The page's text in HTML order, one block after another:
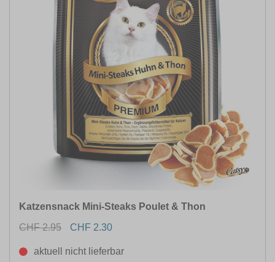
Katzensnack Mini-Steaks Poulet & Thon
CHF 2.95
CHF 2.30
aktuell nicht lieferbar